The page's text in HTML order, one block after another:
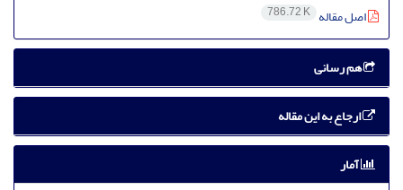
اصل مقاله 786.72 K
هم رسانی
ارجاع به این مقاله
آمار